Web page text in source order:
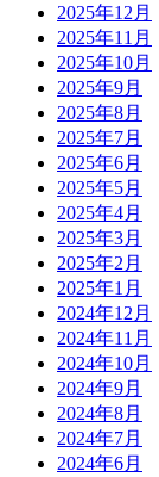
2025年12月
2025年11月
2025年10月
2025年9月
2025年8月
2025年7月
2025年6月
2025年5月
2025年4月
2025年3月
2025年2月
2025年1月
2024年12月
2024年11月
2024年10月
2024年9月
2024年8月
2024年7月
2024年6月